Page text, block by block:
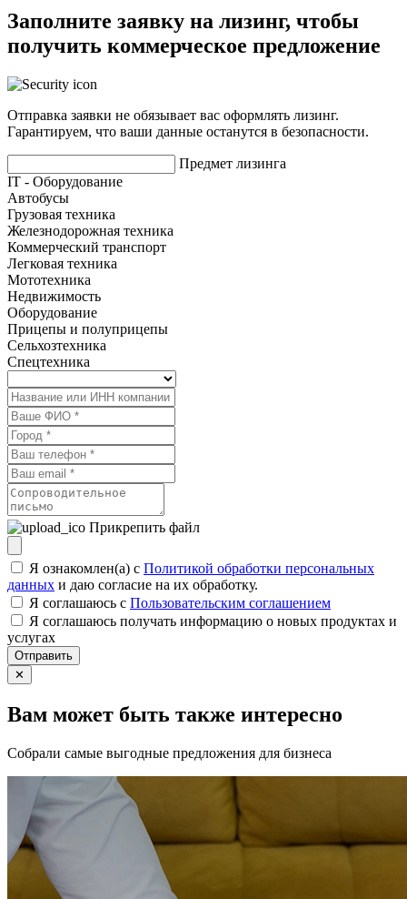
Заполните заявку на лизинг, чтобы
получить коммерческое предложение
Отправка заявки не обязывает вас оформлять лизинг.
Гарантируем, что ваши данные останутся в безопасности.
Предмет лизинга
IT - Оборудование
Автобусы
Грузовая техника
Железнодорожная техника
Коммерческий транспорт
Легковая техника
Мототехника
Недвижимость
Оборудование
Прицепы и полуприцепы
Сельхозтехника
Спецтехника
Прикрепить файл
Я ознакомлен(а) с Политикой обработки персональных
данных и даю согласие на их обработку.
Я соглашаюсь c Пользовательским соглашением
Я соглашаюсь получать информацию о новых продуктах и
услугах
Отправить
✕
Вам может быть также интересно
Собрали самые выгодные предложения для бизнеса